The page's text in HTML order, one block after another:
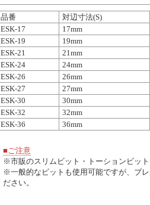
品番
対辺寸法(S)
ESK-17
17mm
ESK-19
19mm
ESK-21
21mm
ESK-24
24mm
ESK-26
26mm
ESK-27
27mm
ESK-30
30mm
ESK-32
32mm
ESK-36
36mm
■ご注意
※市販のスリムビット・トーションビッ
※一般的なビットも使用可能ですが、ブ
ださい。